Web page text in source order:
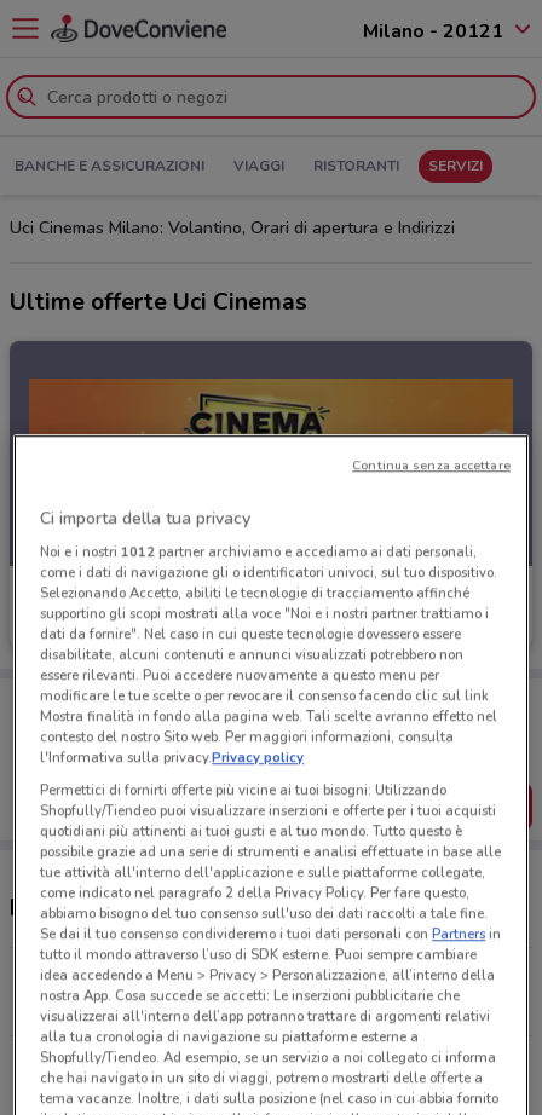
Milano - 20121
BANCHE E ASSICURAZIONI VIAGGI RISTORANTI SERVIZI
Uci Cinemas Milano: Volantino, Orari di apertura e Indirizzi
Ultime offerte Uci Cinemas
Uci Cinemas
Scade il 20/09
Porta DoveConviene sempre con te!
Puoi trovare le migliori offerte dei negozi vicino a te,
salvarle e creare la tua lista del risparmio, comodamente
dal tuo cellulare.
SCARICA L’APP
Negozi Uci Cinemas a Milano
Corso Vercelli, 18 Milano
996 m
Via Giovanni Gentile, 3 Milano
4.7 km
Ci importa della tua privacy
Noi e i nostri 1012partner archiviamo e accediamo ai dati personali,
come i dati di navigazione gli o identificatori univoci, sul tuo dispositivo.
Selezionando Accetto, abiliti le tecnologie di tracciamento affinché
supportino gli scopi mostrati alla voce "Noi e i nostri partner trattiamo i
dati da fornire". Nel caso in cui queste tecnologie dovessero essere
disabilitate, alcuni contenuti e annunci visualizzati potrebbero non
essere rilevanti. Puoi accedere nuovamente a questo menu per
modificare le tue scelte o per revocare il consenso facendo clic sul link
Mostra finalità in fondo alla pagina web. Tali scelte avranno effetto nel
contesto del nostro Sito web. Per maggiori informazioni, consulta
l'Informativa sulla privacy.Privacy policy
Permettici di fornirti offerte più vicine ai tuoi bisogni: Utilizzando
Shopfully/Tiendeo puoi visualizzare inserzioni e offerte per i tuoi acquisti
quotidiani più attinenti ai tuoi gusti e al tuo mondo. Tutto questo è
possibile grazie ad una serie di strumenti e analisi effettuate in base alle
tue attività all'interno dell'applicazione e sulle piattaforme collegate,
come indicato nel paragrafo 2 della Privacy Policy. Per fare questo,
abbiamo bisogno del tuo consenso sull'uso dei dati raccolti a tale fine.
Se dai il tuo consenso condivideremo i tuoi dati personali conPartnersin
tutto il mondo attraverso l’uso di SDK esterne. Puoi sempre cambiare
idea accedendo a Menu > Privacy > Personalizzazione, all’interno della
nostra App. Cosa succede se accetti: Le inserzioni pubblicitarie che
visualizzerai all'interno dell’app potranno trattare di argomenti relativi
alla tua cronologia di navigazione su piattaforme esterne a
Shopfully/Tiendeo. Ad esempio, se un servizio a noi collegato ci informa
che hai navigato in un sito di viaggi, potremo mostrarti delle offerte a
tema vacanze. Inoltre, i dati sulla posizione (nel caso in cui abbia fornito
Continua senza accettare